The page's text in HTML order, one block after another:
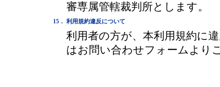
審専属管轄裁判所とします。
15． 利用規約違反について
利用者の方が、本利用規約に
はお問い合わせフォームより